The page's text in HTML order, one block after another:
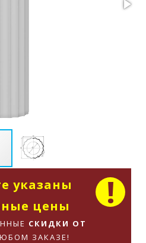
указаны
цены
СКИДКИ ОТ
ЗАКАЗЕ!